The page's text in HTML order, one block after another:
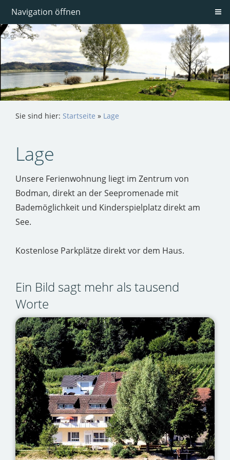
Navigation öffnen
Sie sind hier: Startseite » Lage
Lage
Unsere Ferienwohnung liegt im Zentrum von
Bodman, direkt an der Seepromenade mit
Bademöglichkeit und Kinderspielplatz direkt am
See.
Kostenlose Parkplätze direkt vor dem Haus.
Ein Bild sagt mehr als tausend
Worte